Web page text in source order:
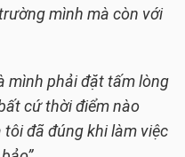
mình mà còn với
mình phải đặt tấm lòng
cứ thời điểm nào
đã đúng khi làm việc